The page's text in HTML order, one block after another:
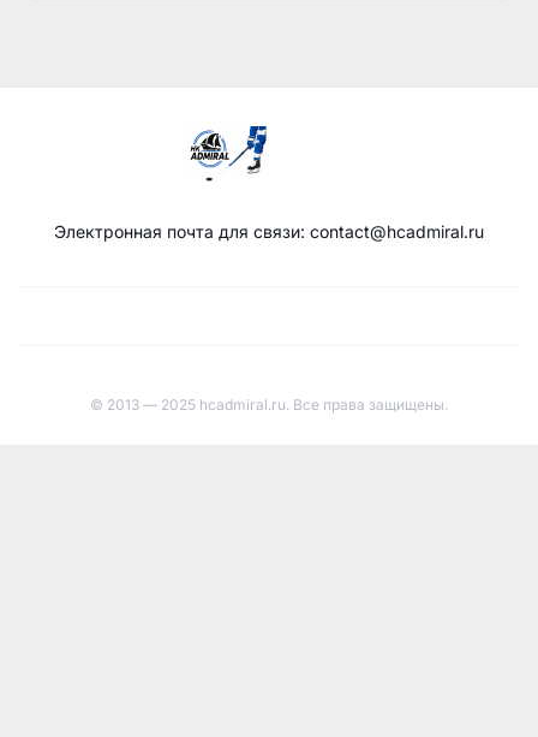
Электронная почта для связи: contact@hcadmiral.ru
© 2013 — 2025 hcadmiral.ru. Все права защищены.